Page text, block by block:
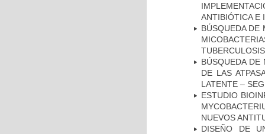
ANTIBIÓTICA E
BÚSQUEDA DE
BÚSQUEDA DE
DE LAS
LATENTE –
ESTUDIO
NUEVOS
DISEÑO DE